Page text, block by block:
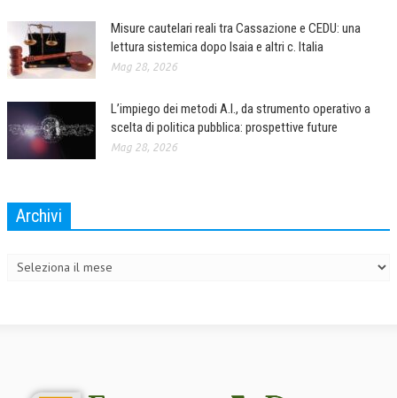
Misure cautelari reali tra Cassazione e CEDU: una
lettura sistemica dopo Isaia e altri c. Italia
Mag 28, 2026
L’impiego dei metodi A.I., da strumento operativo a
scelta di politica pubblica: prospettive future
Mag 28, 2026
Archivi